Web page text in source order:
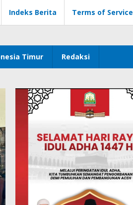
Indeks Berita Terms of Service
Timur Redaksi